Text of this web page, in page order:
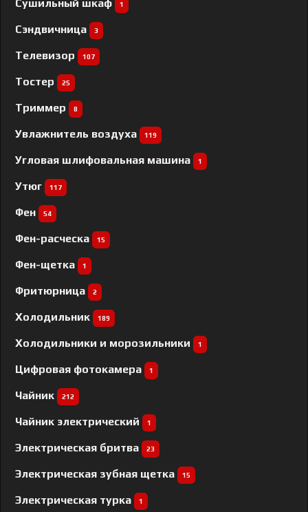
Сушильный шкаф 1
Сэндвичница 3
Телевизор 107
Тостер 25
Триммер 8
Увлажнитель воздуха 119
Угловая шлифовальная машина 1
Утюг 117
Фен 54
Фен-расческа 15
Фен-щетка 1
Фритюрница 2
Холодильник 189
Холодильники и морозильники 1
Цифровая фотокамера 1
Чайник 212
Чайник электрический 1
Электрическая бритва 23
Электрическая зубная щетка 15
Электрическая турка 1